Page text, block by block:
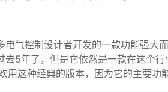
气控制设计者开发的一款功能强大
去5年了，但是它依然是一款在这个
用这种经典的版本，因为它的主要功